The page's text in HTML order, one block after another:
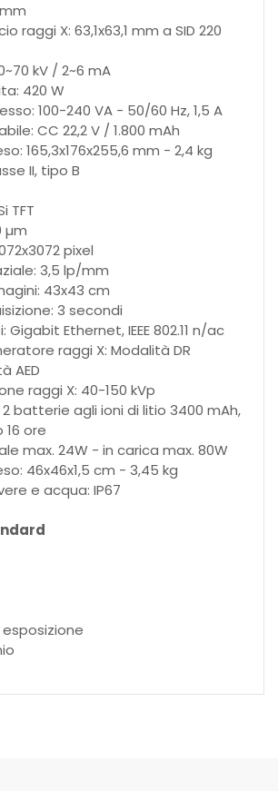
raggi X: 63,1x63,1 mm a SID 220
kV / 2~6 mA
420 W
100-240 VA - 50/60 Hz, 1,5 A
CC 22,2 V / 1.800 mAh
165,3x176x255,6 mm - 2,4 kg
II, tipo B
TFT
µm
pixel
3,5 lp/mm
43x43 cm
3 secondi
Ethernet, IEEE 802.11 n/ac
raggi X: Modalità DR
AED
raggi X: 40-150 kVp
batterie agli ioni di litio 3400 mAh,
ore
max. 24W - in carica max. 80W
46x46x1,5 cm - 3,45 kg
e acqua: IP67